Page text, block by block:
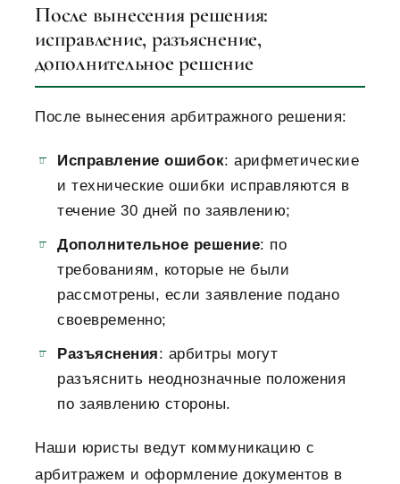
После вынесения решения:
исправление, разъяснение,
дополнительное решение
После вынесения арбитражного решения:
Исправление ошибок: арифметические
и технические ошибки исправляются в
течение 30 дней по заявлению;
Дополнительное решение: по
требованиям, которые не были
рассмотрены, если заявление подано
своевременно;
Разъяснения: арбитры могут
разъяснить неоднозначные положения
по заявлению стороны.
Наши юристы ведут коммуникацию с
арбитражем и оформление документов в